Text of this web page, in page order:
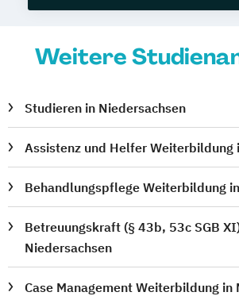
Weitere
Studieren in Niedersachsen
Assistenz und Helfer Weiterbildung
Behandlungspflege Weiterbildung
Betreuungskraft (§ 43b, 53c SGB
Niedersachsen
Case Management Weiterbildung in